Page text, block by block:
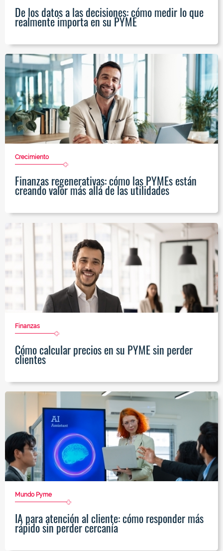
De los datos a las decisiones: cómo medir lo que
realmente importa en su PYME
Crecimiento
Finanzas regenerativas: cómo las PYMEs están
creando valor más allá de las utilidades
Finanzas
Cómo calcular precios en su PYME sin perder
clientes
Mundo Pyme
IA para atención al cliente: cómo responder más
rápido sin perder cercanía